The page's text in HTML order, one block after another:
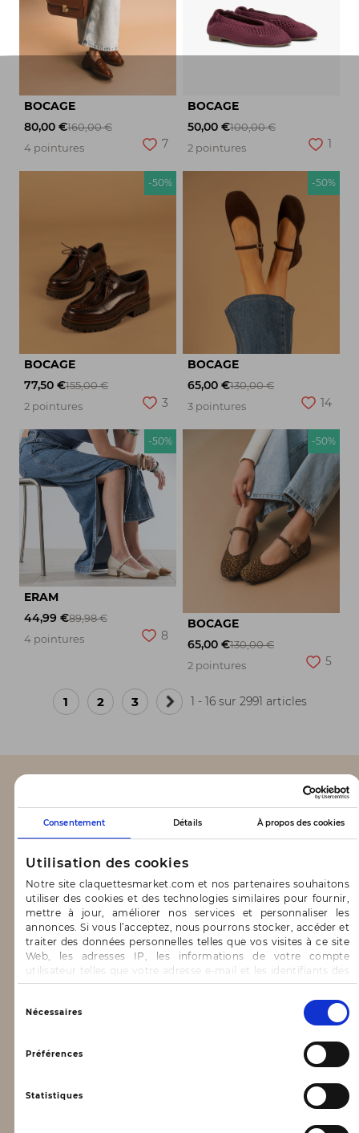
Consentement Détails À propos des cookies
Utilisation des cookies
Notre site claquettesmarket.com et nos partenaires souhaitons
utiliser des cookies et des technologies similaires pour fournir,
mettre à jour, améliorer nos services et personnaliser les
annonces. Si vous l’acceptez, nous pourrons stocker, accéder et
traiter des données personnelles telles que vos visites à ce site
Web, les adresses IP, les informations de votre compte
utilisateur telles que votre adresse e-mail et les identifiants des
cookies.
Vous avez le choix d’« Accepter » pour consentir à ces
utilisations, de « Refuser » pour vous y opposer ou
de sélectionner vos préférences concernant chaque catégorie
de cookie en cliquant sur « Valider la sélection » pour valider vos
options. Vous pouvez à tout moment modifier vos préférences
Nécessaires
Préférences
Statistiques
BOCAGE
80,00 €160,00 €
4 pointures
7
BOCAGE
50,00 €100,00 €
2 pointures
1
-50%
BOCAGE
77,50 €155,00 €
2 pointures
3
-50%
BOCAGE
65,00 €130,00 €
3 pointures
14
-50%
ERAM
44,99 €89,98 €
4 pointures
8
-50%
BOCAGE
65,00 €130,00 €
2 pointures
5
1 2 3
Page
1 - 16 sur 2991 articles
CLAQUETTES MARKET
Blog
CONTACT & AIDE
FAQ
Nous contacter
INFORMATIONS
Mentions légales
Données personnelles, vie privée